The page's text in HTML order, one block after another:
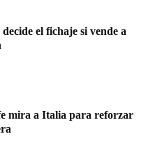
el fichaje si vende a
mira a Italia para reforzar